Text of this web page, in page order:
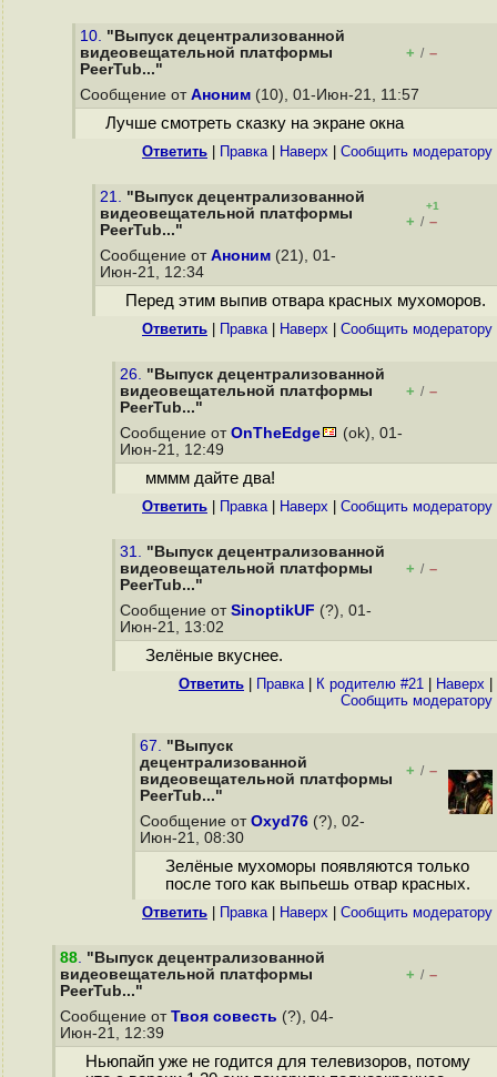
10. "Выпуск децентрализованной
видеовещательной платформы
PeerTub..."
+ / –
Сообщение от Аноним (10), 01-Июн-21, 11:57
Лучше смотреть сказку на экране окна
Ответить Правка| Наверх Cообщить модератору
21. "Выпуск децентрализованной
видеовещательной платформы
PeerTub..."
+1
+ / –
Сообщение от Аноним (21), 01-
Июн-21, 12:34
Перед этим выпив отвара красных мухоморов.
Ответить Правка| Наверх Cообщить модератору
26. "Выпуск децентрализованной
видеовещательной платформы
PeerTub..."
+ / –
Сообщение от OnTheEdge
(ok), 01-
Июн-21, 12:49
мммм дайте два!
Ответить Правка| Наверх Cообщить модератору
31. "Выпуск децентрализованной
видеовещательной платформы
PeerTub..."
+ / –
Сообщение от SinoptikUF (?), 01-
Июн-21, 13:02
Зелёные вкуснее.
Ответить Правка| К родителю #21 Наверх
Cообщить модератору
67. "Выпуск
децентрализованной
видеовещательной платформы
PeerTub..."
+ / –
Сообщение от Oxyd76 (?), 02-
Июн-21, 08:30
Зелёные мухоморы появляются только
после того как выпьешь отвар красных.
Ответить Правка| Наверх Cообщить модератору
88. "Выпуск децентрализованной
видеовещательной платформы
PeerTub..."
+ / –
Сообщение от Твоя совесть (?), 04-
Июн-21, 12:39
Ньюпайп уже не годится для телевизоров, потому